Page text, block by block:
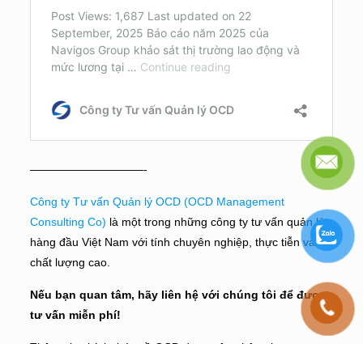
——————————-
Công ty Tư vấn Quản lý OCD (OCD Management
Consulting Co) là một trong những công ty tư vấn quản lý
hàng đầu Việt Nam với tính chuyên nghiệp, thực tiễn và
chất lượng cao.
Nếu bạn quan tâm, hãy liên hệ với chúng tôi để được
tư vấn miễn phí!